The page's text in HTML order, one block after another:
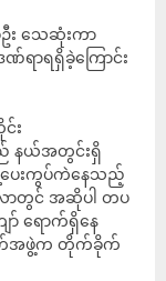
း သေဆုံးကာ
ရာရရှိခဲ့ကြောင်း
း
ည် နယ်အတွင်းရှိ
ပေးကွပ်ကဲနေသည့်
ာတွင် အဆိုပါ တပ
ာ် ရောက်ရှိနေ
တ်အဖွဲ့က တိုက်ခိုက်